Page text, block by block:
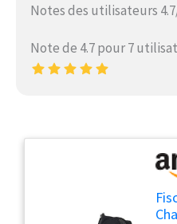
Notes des utilisateurs
Note de 4.7 pour 7